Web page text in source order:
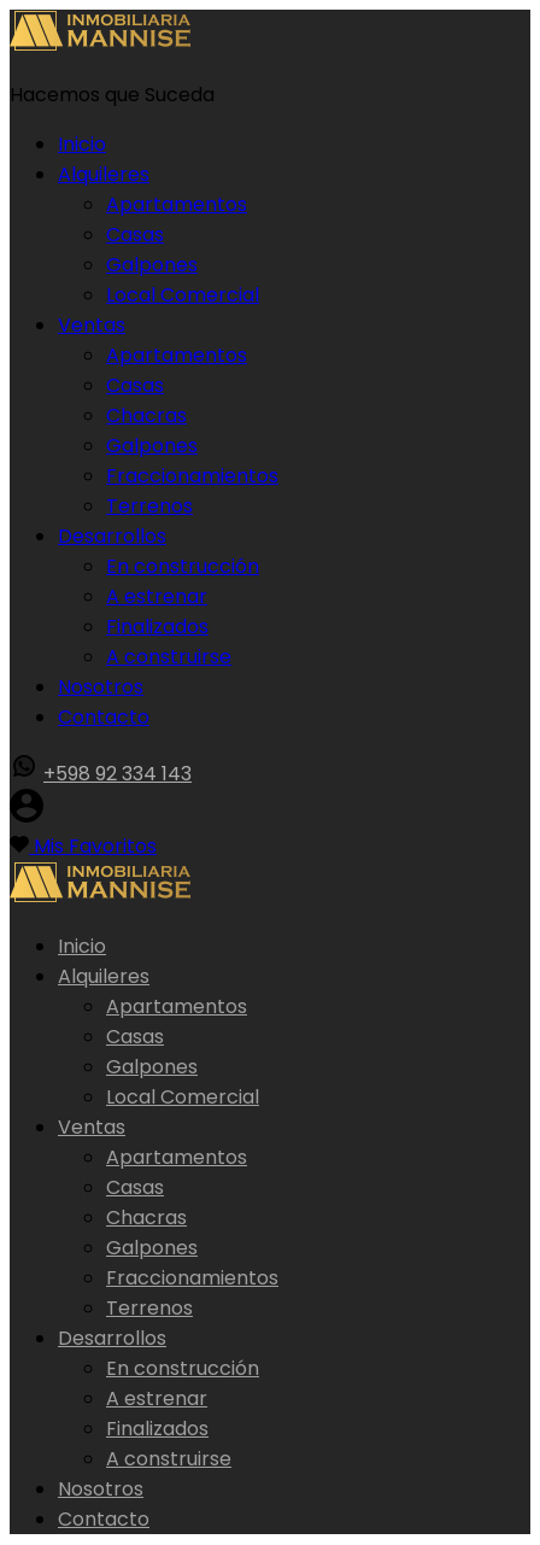
Hacemos que Suceda
Inicio
Alquileres
Apartamentos
Casas
Galpones
Local Comercial
Ventas
Apartamentos
Casas
Chacras
Galpones
Fraccionamientos
Terrenos
Desarrollos
En construcción
A estrenar
Finalizados
A construirse
Nosotros
Contacto
+598 92 334 143
Mis Favoritos
Inicio
Alquileres
Apartamentos
Casas
Galpones
Local Comercial
Ventas
Apartamentos
Casas
Chacras
Galpones
Fraccionamientos
Terrenos
Desarrollos
En construcción
A estrenar
Finalizados
A construirse
Nosotros
Contacto